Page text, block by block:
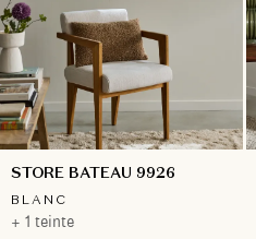
STORE BATEAU 9926
BLANC
+ 1 teinte